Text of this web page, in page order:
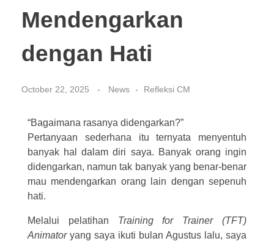
Mendengarkan
dengan Hati
October 22, 2025 News Refleksi CM
“Bagaimana rasanya didengarkan?”
Pertanyaan sederhana itu ternyata menyentuh
banyak hal dalam diri saya. Banyak orang ingin
didengarkan, namun tak banyak yang benar-benar
mau mendengarkan orang lain dengan sepenuh
hati.
Melalui pelatihan Training for Trainer (TFT)
Animatoryang saya ikuti bulan Agustus lalu, saya